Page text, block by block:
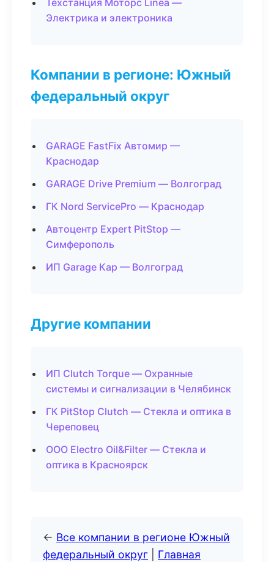
Техстанция Моторс Linea —
Электрика и электроника
Компании в регионе: Южный
федеральный округ
GARAGE FastFix Автомир —
Краснодар
GARAGE Drive Premium — Волгоград
ГК Nord ServicePro — Краснодар
Автоцентр Expert PitStop —
Симферополь
ИП Garage Кар — Волгоград
Другие компании
ИП Clutch Torque — Охранные
системы и сигнализации в Челябинск
ГК PitStop Clutch — Стекла и оптика в
Череповец
ООО Electro Oil&Filter — Стекла и
оптика в Красноярск
← Все компании в регионе Южный
федеральный округ
Главная